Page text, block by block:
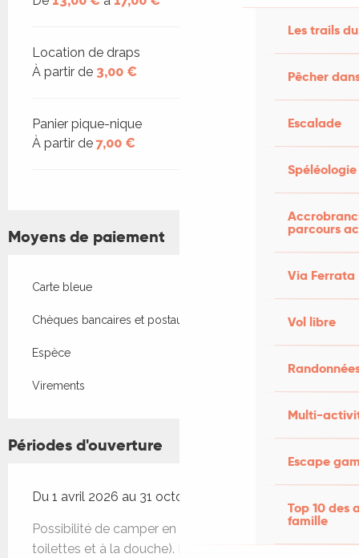
Les trails
Pêcher
Escalade
Spéléologie
parcours
Via Ferrata
Vol libre
Multi-
Escape
Top 10 des
famille
Location de draps
À partir de 3,00 €
Panier pique-nique
À partir de 7,00 €
Moyens de paiement
Carte bleue
Chèques bancaires et postaux
Espèce
Virements
Périodes d'ouverture
Du 1 avril 2026 au 31 octobre 2026
Possibilité de camper en donativo ( accès aux
toilettes et à la douche). Mise à disposition pour